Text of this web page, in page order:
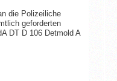
die Polizeiliche
geforderten
DT D 106 Detmold A